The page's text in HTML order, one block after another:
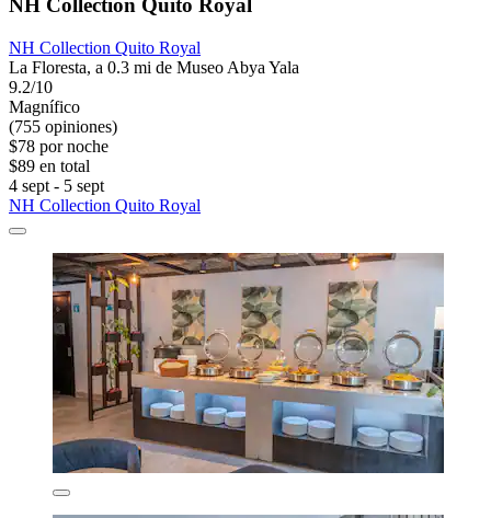
NH Collection Quito Royal
NH Collection Quito Royal
La Floresta, a 0.3 mi de Museo Abya Yala
9.2/10
Magnífico
(755 opiniones)
$78 por noche
$89 en total
4 sept - 5 sept
NH Collection Quito Royal